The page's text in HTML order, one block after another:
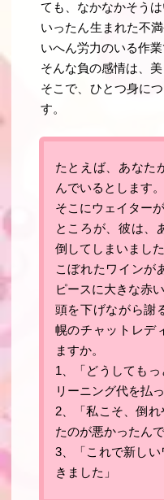
ても、なかなかそうは
いったん生まれた不
いへん労力のいる作業
そんな負の感情は、
そこで、ひとつ身に
す。
たとえば、あなた
んでいるとします。
そこにウェイター
ところが、彼は、
倒してしまいました
こぼれたワインが
ピースに大きな赤
頭を下げながら謝
幌のチャットレデ
ますか。
1、「どうしても
リーニング代を払
2、「私こそ、倒れ
たのが悪かったん
3、「これで新し
きました 」